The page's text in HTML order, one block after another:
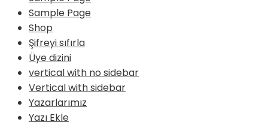
Sample Page
Shop
Şifreyi sıfırla
Üye dizini
vertical with no sidebar
Vertical with sidebar
Yazarlarımız
Yazı Ekle